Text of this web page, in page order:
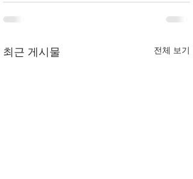
최근 게시물 전체 보기